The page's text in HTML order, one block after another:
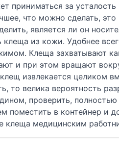
приниматься за
что можно сделать,
является ли он
клеща из кожи. Удобнее
Клеща захватывают
и при этом вращают
извлекается целиком
то велика вероятность
проверить,
поместить в контейнер и
клеща медицинским